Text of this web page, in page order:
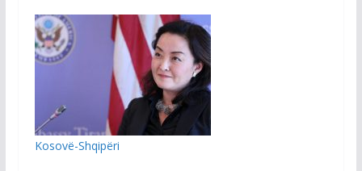
Kosovë-Shqipëri